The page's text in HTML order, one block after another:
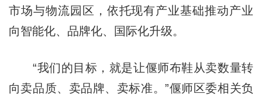
市场与物流园区，依托现有产业基础推动产业
向智能化、品牌化、国际化升级。
“我们的目标，就是让偃师布鞋从卖数量转
向卖品质、卖品牌、卖标准。”偃师区委相关负